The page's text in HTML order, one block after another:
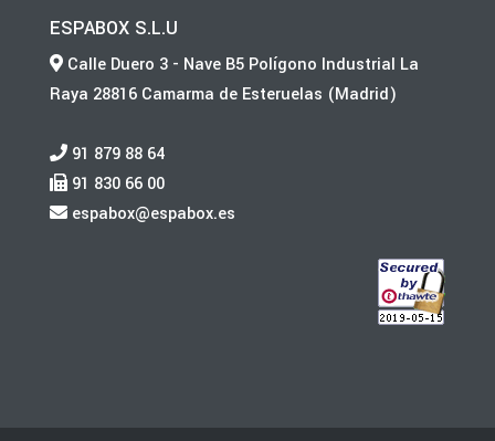
ESPABOX S.L.U
Calle Duero 3 - Nave B5 Polígono Industrial La
Raya 28816 Camarma de Esteruelas (Madrid)
91 879 88 64
91 830 66 00
espabox@espabox.es